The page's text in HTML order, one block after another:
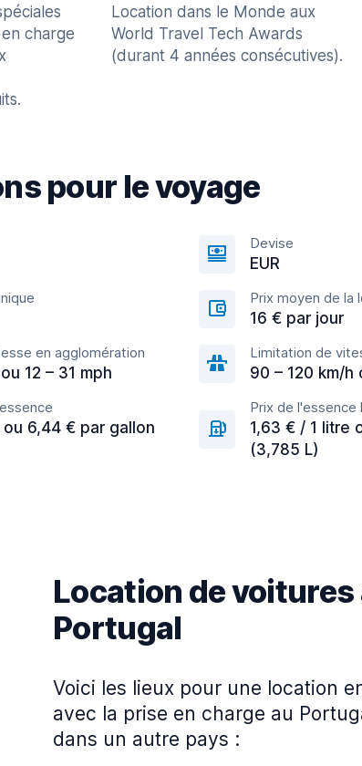
charge
Location dans le Monde aux
World Travel Tech Awards
(durant 4 années consécutives).
pour le voyage
Devise
EUR
Prix moyen de la
16 € par jour
en agglomération
12 – 31 mph
Limitation de
90 – 120 km/h
ou 6,44 € par gallon
Prix de l'essence
1,63 € / 1 litre
(3,785 L)
Location de
Portugal
Voici les lieux pour une location
avec la prise en charge au
dans un autre pays :